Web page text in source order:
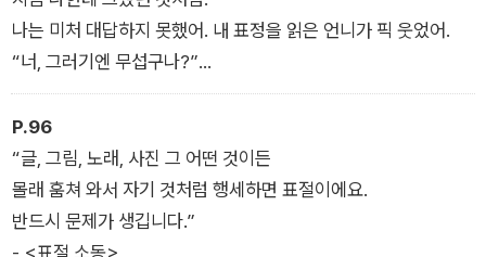
나는 미처 대답하지 못했어. 내 표정을 읽은 언니가 픽 웃었어.
“너, 그러기엔 무섭구나?”
- <혜연 언니>
P.96
“글, 그림, 노래, 사진 그 어떤 것이든
몰래 훔쳐 와서 자기 것처럼 행세하면 표절이에요.
반드시 문제가 생깁니다.”
- <표절 소동>